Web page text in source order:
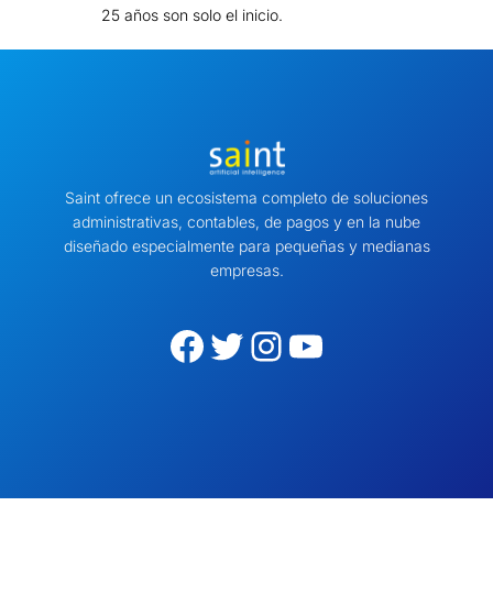
25 años son solo el inicio.
Saint ofrece un ecosistema completo de soluciones
administrativas, contables, de pagos y en la nube
diseñado especialmente para pequeñas y medianas
empresas.
Facebook Twitter Instagram YouTube